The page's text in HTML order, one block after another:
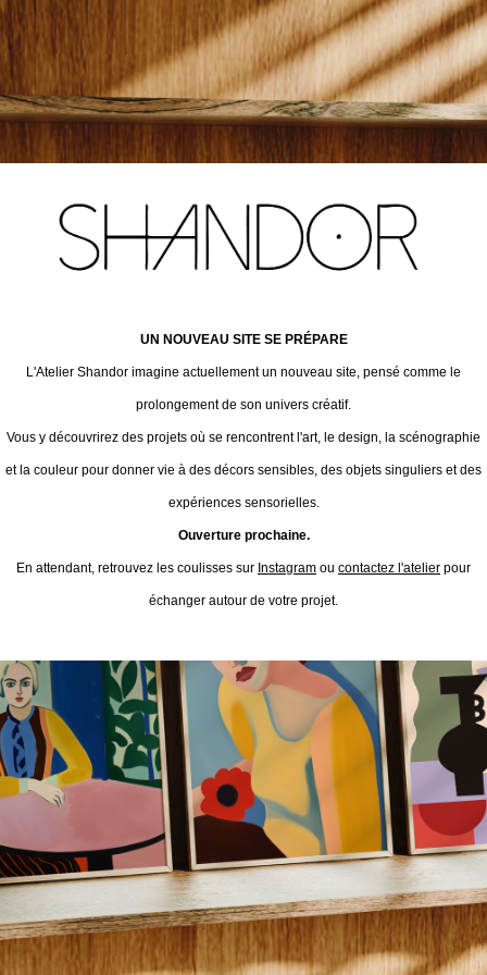
UN NOUVEAU SITE SE PRÉPARE
L'Atelier Shandor imagine actuellement un nouveau site, pensé comme le
prolongement de son univers créatif.
Vous y découvrirez des projets où se rencontrent l'art, le design, la scénographie
et la couleur pour donner vie à des décors sensibles, des objets singuliers et des
expériences sensorielles.
Ouverture prochaine.
En attendant, retrouvez les coulisses sur Instagram ou contactez l'atelier pour
échanger autour de votre projet.